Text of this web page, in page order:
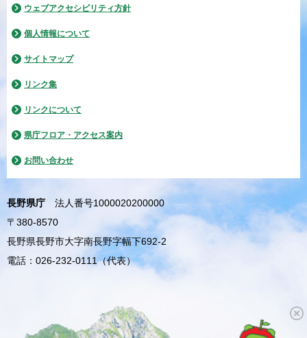
ウェブアクセシビリティ方針
個人情報について
サイトマップ
リンク集
リンクについて
県庁フロア・アクセス案内
お問い合わせ
長野県庁
法人番号1000020200000
〒380-8570
長野県長野市大字南長野字幅下692-2
電話：026-232-0111（代表）